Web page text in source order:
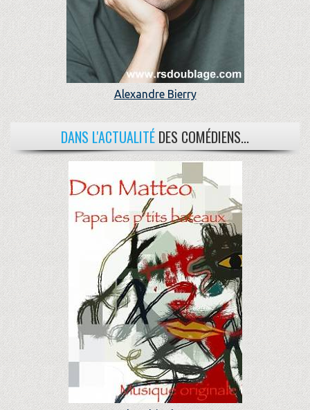
Alexandre Bierry
DANS L'ACTUALITÉ DES COMÉDIENS...